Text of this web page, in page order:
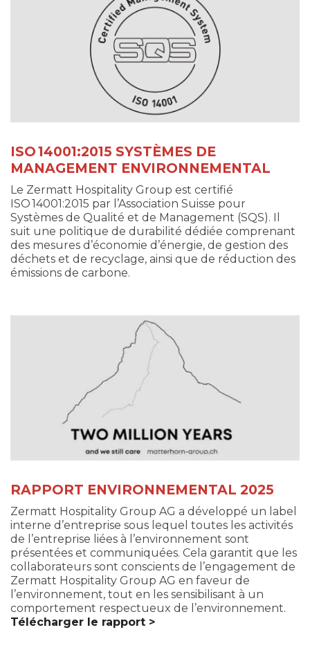
ISO 14001:2015 SYSTÈMES DE
MANAGEMENT ENVIRONNEMENTAL
Le Zermatt Hospitality Group est certifié
ISO 14001:2015 par l’Association Suisse pour
Systèmes de Qualité et de Management (SQS). Il
suit une politique de durabilité dédiée comprenant
des mesures d’économie d’énergie, de gestion des
déchets et de recyclage, ainsi que de réduction des
émissions de carbone.
RAPPORT ENVIRONNEMENTAL 2025
Zermatt Hospitality Group AG a développé un label
interne d’entreprise sous lequel toutes les activités
de l’entreprise liées à l’environnement sont
présentées et communiquées. Cela garantit que les
collaborateurs sont conscients de l’engagement de
Zermatt Hospitality Group AG en faveur de
l’environnement, tout en les sensibilisant à un
comportement respectueux de l’environnement.
Télécharger le rapport >